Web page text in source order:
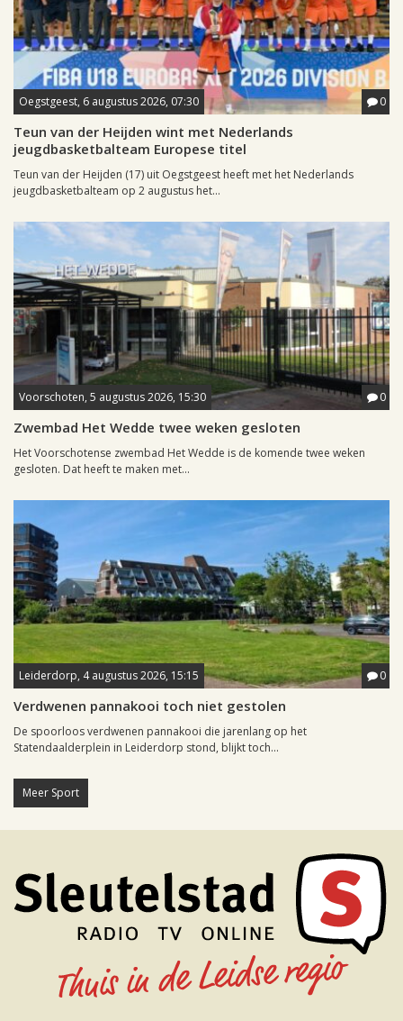
Oegstgeest, 6 augustus 2026, 07:30 0
Teun van der Heijden wint met Nederlands
jeugdbasketbalteam Europese titel
Teun van der Heijden (17) uit Oegstgeest heeft met het Nederlands
jeugdbasketbalteam op 2 augustus het...
Voorschoten, 5 augustus 2026, 15:30 0
Zwembad Het Wedde twee weken gesloten
Het Voorschotense zwembad Het Wedde is de komende twee weken
gesloten. Dat heeft te maken met...
Leiderdorp, 4 augustus 2026, 15:15 0
Verdwenen pannakooi toch niet gestolen
De spoorloos verdwenen pannakooi die jarenlang op het
Statendaalderplein in Leiderdorp stond, blijkt toch...
Meer Sport